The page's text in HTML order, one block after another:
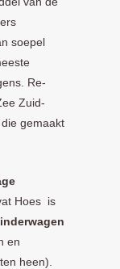
soepel
Re-
Zuid-
gemaakt
Hoes is
en
heen).